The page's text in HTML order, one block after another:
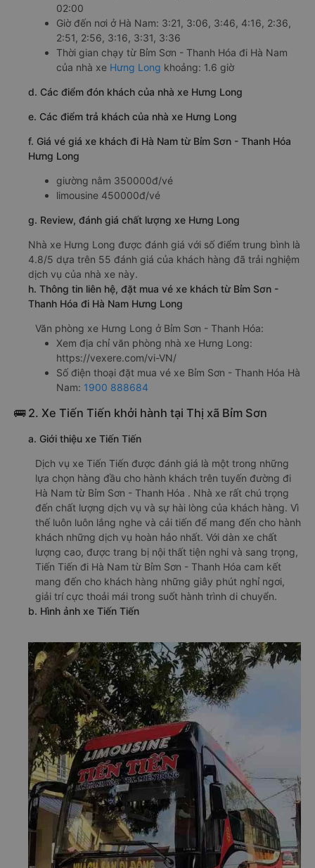
02:00
Giờ đến nơi ở Hà Nam: 3:21, 3:06, 3:46, 4:16, 2:36,
2:51, 2:56, 3:16, 3:31, 3:36
Thời gian chạy từ Bỉm Sơn - Thanh Hóa đi Hà Nam
của nhà xe Hưng Long khoảng: 1.6 giờ
d. Các điểm đón khách của nhà xe Hưng Long
e. Các điểm trả khách của nhà xe Hưng Long
f. Giá vé giá xe khách đi Hà Nam từ Bỉm Sơn - Thanh Hóa
Hưng Long
giường nằm 350000đ/vé
limousine 450000đ/vé
g. Review, đánh giá chất lượng xe Hưng Long
Nhà xe Hưng Long được đánh giá với số điểm trung bình là
4.8/5 dựa trên 55 đánh giá của khách hàng đã trải nghiệm
dịch vụ của nhà xe này.
h. Thông tin liên hệ, đặt mua vé xe khách từ Bỉm Sơn -
Thanh Hóa đi Hà Nam Hưng Long
Văn phòng xe Hưng Long ở Bỉm Sơn - Thanh Hóa:
Xem địa chỉ văn phòng nhà xe Hưng Long:
https://vexere.com/vi-VN/
Số điện thoại đặt mua vé xe Bỉm Sơn - Thanh Hóa Hà
Nam: 1900 888684
🚌 2. Xe Tiến Tiến khởi hành tại Thị xã Bỉm Sơn
a. Giới thiệu xe Tiến Tiến
Dịch vụ xe Tiến Tiến được đánh giá là một trong những
lựa chọn hàng đầu cho hành khách trên tuyến đường đi
Hà Nam từ Bỉm Sơn - Thanh Hóa . Nhà xe rất chú trọng
đến chất lượng dịch vụ và sự hài lòng của khách hàng. Vì
thế luôn luôn lắng nghe và cải tiến để mang đến cho hành
khách những dịch vụ hoàn hảo nhất. Với dàn xe chất
lượng cao, được trang bị nội thất tiện nghi và sang trọng,
Tiến Tiến đi Hà Nam từ Bỉm Sơn - Thanh Hóa cam kết
mang đến cho khách hàng những giây phút nghỉ ngơi,
giải trí cực thoải mái trong suốt hành trình di chuyển.
b. Hình ảnh xe Tiến Tiến